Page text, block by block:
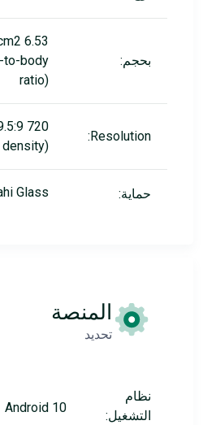
بحجم:
to-body
ratio)
Resolution:
حماية: Glass
المنصة
تحديد
نظام
التشغيل:
Android 10